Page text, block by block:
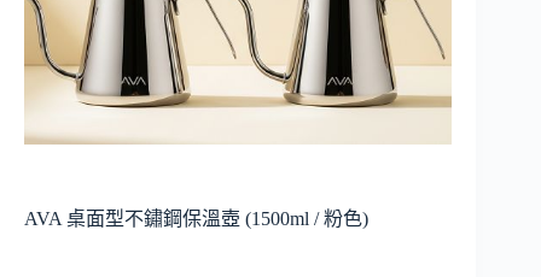
AVA 桌面型不鏽鋼保溫壺 (1500ml / 粉色)